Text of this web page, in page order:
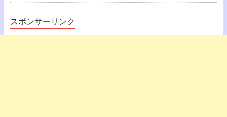
スポンサーリンク